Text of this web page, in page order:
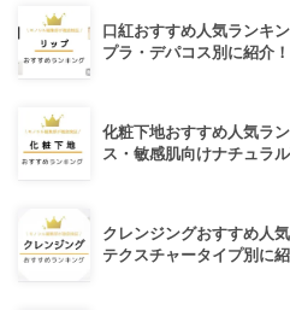
口紅おすすめ人気ランキ
プラ・デパコス別に紹介！
化粧下地おすすめ人気ラ
ス・敏感肌向けナチュラ
クレンジングおすすめ人
テクスチャータイプ別に紹